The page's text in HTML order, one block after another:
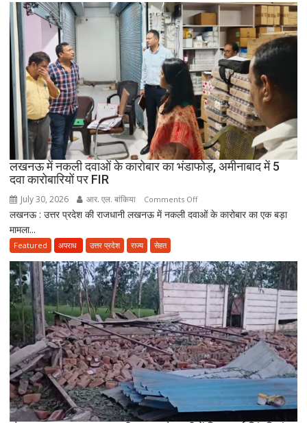
साल
सरकारी
सेवा
जरूरी!
फिर
ही
कर
सकेंगे
PG,
उत्तराखंड
स्वास्थ्य
तैयार
लखनऊ में नकली दवाओं के कारोबार का भंडाफोड़, अमीनाबाद में 5
दवा कारोबारियों पर FIR
July 30, 2026 आर. एल. बांकिया Comments Offon
लखनऊ
के
कारोबार
का
भंडाफोड़,
अमीनाबाद
में
5
दवा
पर
लखनऊ : उत्तर प्रदेश की राजधानी लखनऊ में नकली दवाओं के कारोबार का एक बड़ा
मामला...
Featured अपराध उत्तर प्रदेश राज्य सेहत